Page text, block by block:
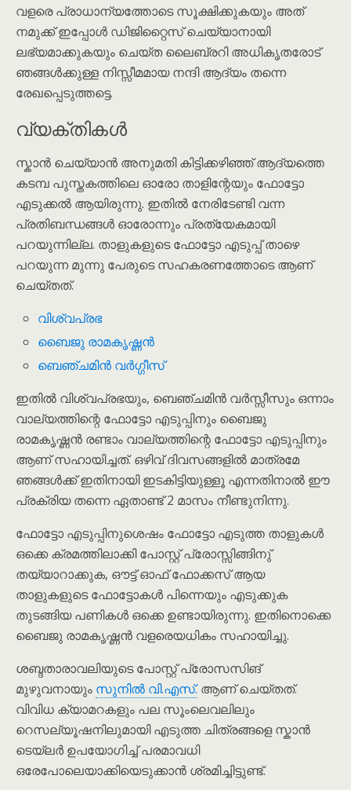
വളരെ പ്രാധാന്യത്തോടെ സൂക്ഷിക്കുകയും അത്
നമുക്ക് ഇപ്പോൾ ഡിജിറ്റൈസ് ചെയ്യാനായി
ലഭ്യമാക്കുകയും ചെയ്ത ലൈബ്രറി അധികൃതരോട്
ഞങ്ങൾക്കുള്ള നിസ്സീമമായ നന്ദി ആദ്യം തന്നെ
രേഖപ്പെടുത്തട്ടെ.
വ്യക്തികൾ
സ്കാൻ ചെയ്യാൻ അനുമതി കിട്ടിക്കഴിഞ്ഞ് ആദ്യത്തെ
കടമ്പ പുസ്തകത്തിലെ ഓരോ താളിന്റേയും ഫോട്ടോ
എടുക്കൽ ആയിരുന്നു. ഇതിൽ നേരിടേണ്ടി വന്ന
പ്രതിബന്ധങ്ങൾ ഓരോന്നും പ്രത്യേകമായി
പറയുന്നില്ല. താളുകളുടെ ഫോട്ടോ എടുപ്പ് താഴെ
പറയുന്ന മുന്നു പേരുടെ സഹകരണത്തോടെ ആണ്
ചെയ്തത്.
വിശ്വപ്രഭ
ബൈജു രാമകൃഷ്ണൻ
ബെഞ്ചമിൻ വർഗ്ഗീസ്
ഇതിൽ വിശ്വപ്രഭയും, ബെഞ്ചമിൻ വർസ്സീസും ഒന്നാം
വാല്യത്തിന്റെ ഫോട്ടോ എടുപ്പിനും ബൈജു
രാമകൃഷ്ണൻ രണ്ടാം വാല്യത്തിന്റെ ഫോട്ടോ എടുപ്പിനും
ആണ് സഹായിച്ചത്. ഒഴിവ് ദിവസങ്ങളിൽ മാത്രമേ
ഞങ്ങൾക്ക് ഇതിനായി ഇടകിട്ടിയുള്ളൂ എന്നതിനാൽ ഈ
പ്രക്രിയ തന്നെ ഏതാണ്ട് 2 മാസം നീണ്ടുനിന്നു.
ഫോട്ടോ എടുപ്പിനുശെഷം ഫോട്ടോ എടുത്ത താളുകൾ
ഒക്കെ ക്രമത്തിലാക്കി പോസ്റ്റ് പ്രോസ്സിങ്ങിനു്
തയ്യാറാക്കുക, ഔട്ട് ഓഫ് ഫോക്കസ് ആയ
താളുകളുടെ ഫോട്ടോകൾ പിന്നെയും എടുക്കുക
തുടങ്ങിയ പണികൾ ഒക്കെ ഉണ്ടായിരുന്നു. ഇതിനൊക്കെ
ബൈജു രാമകൃഷ്ണൻ വളരെയധികം സഹായിച്ചു.
ശബ്ദതാരാവലിയുടെ പോസ്റ്റ് പ്രോസസിങ്
മുഴുവനായും സുനിൽ വി.എസ്.ആണ് ചെയ്തത്.
വിവിധ ക്യാമറകളും പല സൂംലെവലിലും
റെസല്യൂഷനിലുമായി എടുത്ത ചിത്രങ്ങളെ സ്കാൻ
ടെയ്ലർ ഉപയോഗിച്ച് പരമാവധി
ഒരേപോലെയാക്കിയെടുക്കാൻ ശ്രമിച്ചിട്ടുണ്ട്.